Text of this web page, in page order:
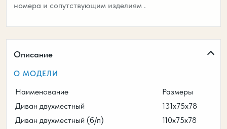
номера и сопутствующим изделиям .
Описание
О МОДЕЛИ
Наименование
Размеры
Диван двухместный
131х75х78
Диван двухместный (б/п)
110х75х78